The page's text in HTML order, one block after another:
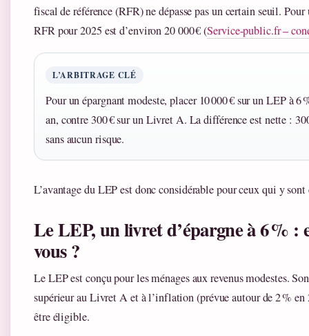
fiscal de référence (RFR) ne dépasse pas un certain seuil.
RFR pour 2025 est d’environ 20 000 € (Service-public.fr –
L’ARBITRAGE CLÉ
Pour un épargnant modeste, placer 10 000 € sur un LEP à 6
an, contre 300 € sur un Livret A. La différence est nette :
sans aucun risque.
L’avantage du LEP est donc considérable pour ceux qui y
Le LEP, un livret d’épargne à 6 % :
vous ?
Le LEP est conçu pour les ménages aux revenus modestes.
supérieur au Livret A et à l’inflation (prévue autour de 2 %
être éligible.